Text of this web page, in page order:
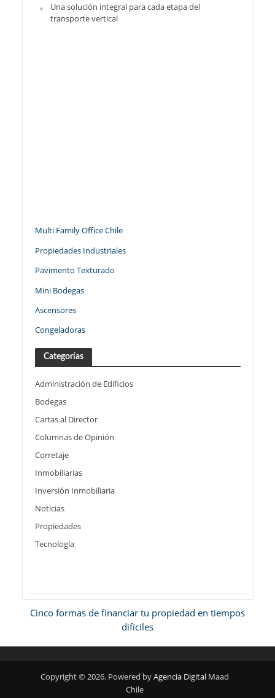
Una solución integral para cada etapa del
transporte vertical
Multi Family Office Chile
Propiedades Industriales
Pavimento Texturado
Mini Bodegas
Ascensores
Congeladoras
Categorías
Administración de Edificios
Bodegas
Cartas al Director
Columnas de Opinión
Corretaje
Inmobiliarias
Inversión Inmobiliaria
Noticias
Propiedades
Tecnología
Cinco formas de financiar tu propiedad en tiempos
difíciles
Copyright © 2026. Powered byAgencia DigitalMaad
Chile